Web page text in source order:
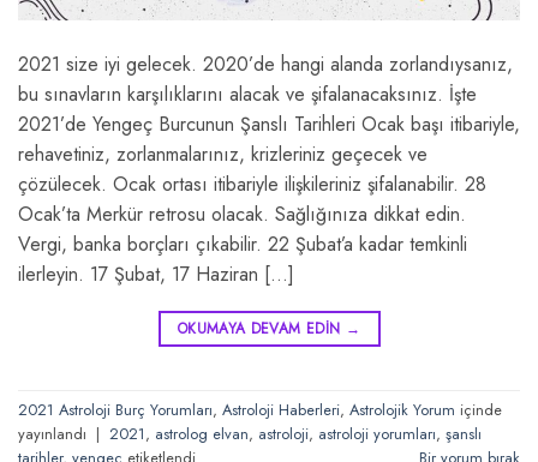
2021 size iyi gelecek. 2020’de hangi alanda zorlandıysanız,
bu sınavların karşılıklarını alacak ve şifalanacaksınız. İşte
2021’de Yengeç Burcunun Şanslı Tarihleri Ocak başı itibariyle,
rehavetiniz, zorlanmalarınız, krizleriniz geçecek ve
çözülecek. Ocak ortası itibariyle ilişkileriniz şifalanabilir. 28
Ocak’ta Merkür retrosu olacak. Sağlığınıza dikkat edin.
Vergi, banka borçları çıkabilir. 22 Şubat’a kadar temkinli
ilerleyin. 17 Şubat, 17 Haziran […]
OKUMAYA DEVAM EDIN →
2021 Astroloji Burç Yorumları, Astroloji Haberleri, Astrolojik Yorum içinde
yayınlandı | 2021, astrolog elvan, astroloji, astroloji yorumları, şanslı